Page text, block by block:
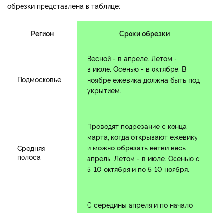
обрезки представлена в таблице:
Регион Сроки обрезки
Подмосковье
Весной - в апреле. Летом -
в июле. Осенью - в октябре. В
ноябре ежевика должна быть под
укрытием.
Средняя
полоса
Проводят подрезание с конца
марта, когда открывают ежевику
и можно обрезать ветви весь
апрель. Летом - в июле. Осенью с
5-10 октября и по 5-10 ноября.
С середины апреля и по начало